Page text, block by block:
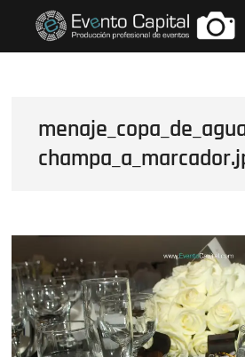
contenido